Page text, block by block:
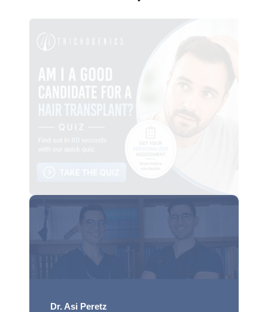
Dr. Asi Peretz